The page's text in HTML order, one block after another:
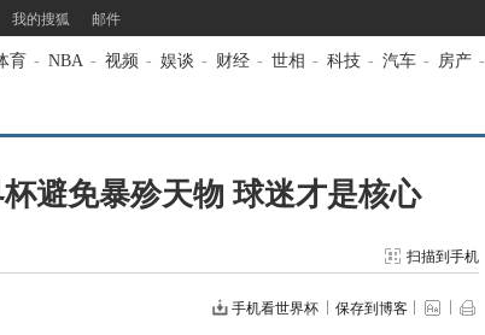
我的搜狐 邮件
育 - NBA - 视频 - 娱谈 - 财经 - 世相 - 科技 - 汽车 - 房产 -
避免暴殄天物 球迷才是核心
扫描到手机
手机看世界杯 保存到博客